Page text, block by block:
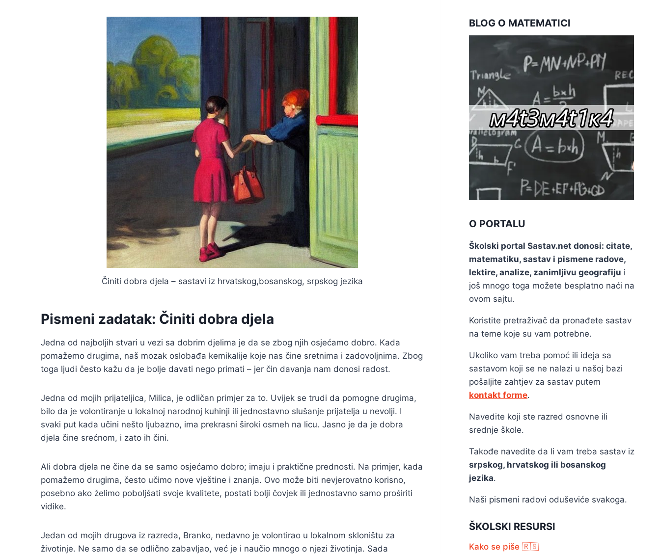
Činiti dobra djela – sastavi iz hrvatskog,bosanskog, srpskog jezika
Pismeni zadatak: Činiti dobra djela
Jedna od najboljih stvari u vezi sa dobrim djelima je da se zbog njih osjećamo dobro. Kada
pomažemo drugima, naš mozak oslobađa kemikalije koje nas čine sretnima i zadovoljnima. Zbog
toga ljudi često kažu da je bolje davati nego primati – jer čin davanja nam donosi radost.
Jedna od mojih prijateljica, Milica, je odličan primjer za to. Uvijek se trudi da pomogne drugima,
bilo da je volontiranje u lokalnoj narodnoj kuhinji ili jednostavno slušanje prijatelja u nevolji. I
svaki put kada učini nešto ljubazno, ima prekrasni široki osmeh na licu. Jasno je da je dobra
djela čine srećnom, i zato ih čini.
Ali dobra djela ne čine da se samo osjećamo dobro; imaju i praktične prednosti. Na primjer, kada
pomažemo drugima, često učimo nove vještine i znanja. Ovo može biti nevjerovatno korisno,
posebno ako želimo poboljšati svoje kvalitete, postati bolji čovjek ili jednostavno samo proširiti
vidike.
Jedan od mojih drugova iz razreda, Branko, nedavno je volontirao u lokalnom skloništu za
životinje. Ne samo da se odlično zabavljao, već je i naučio mnogo o njezi životinja. Sada
BLOG O MATEMATICI
O PORTALU
Školski portal Sastav.net donosi: citate,
matematiku, sastav i pismene radove,
lektire, analize, zanimljivu geografiju i
još mnogo toga možete besplatno naći na
ovom sajtu.
Koristite pretraživač da pronađete sastav
na teme koje su vam potrebne.
Ukoliko vam treba pomoć ili ideja sa
sastavom koji se ne nalazi u našoj bazi
pošaljite zahtjev za sastav putem
kontakt forme.
Navedite koji ste razred osnovne ili
srednje škole.
Takođe navedite da li vam treba sastav iz
srpskog, hrvatskog ili bosanskog
jezika.
Naši pismeni radovi oduševiće svakoga.
ŠKOLSKI RESURSI
Kako se piše 🇷🇸